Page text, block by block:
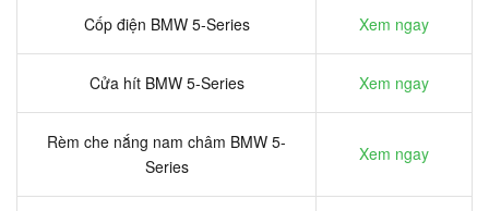
Cốp điện BMW 5-Series Xem ngay
Cửa hít BMW 5-Series Xem ngay
Rèm che nắng nam châm BMW 5-
Series
Xem ngay